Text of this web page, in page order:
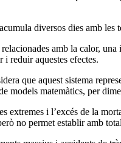
diversos dies amb les
amb la calor,
reduir aquestes efectes.
que aquest sistema
models matemàtics, per
i l’excés de la
no permet establir amb